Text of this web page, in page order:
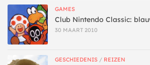
GAMES
Club Nintendo Classic:
30 MAART 2010
GESCHIEDENIS / REIZEN